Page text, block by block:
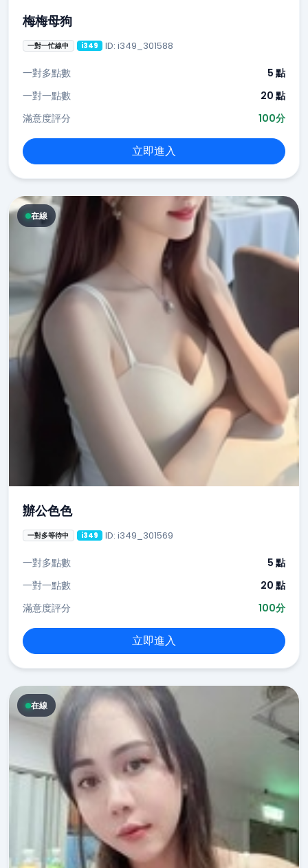
梅梅母狗
一對一忙線中 i349 ID: i349_301588
一對多點數
5 點
一對一點數
20 點
滿意度評分
100分
立即進入
在線
辦公色色
一對多等待中 i349 ID: i349_301569
一對多點數
5 點
一對一點數
20 點
滿意度評分
100分
立即進入
在線